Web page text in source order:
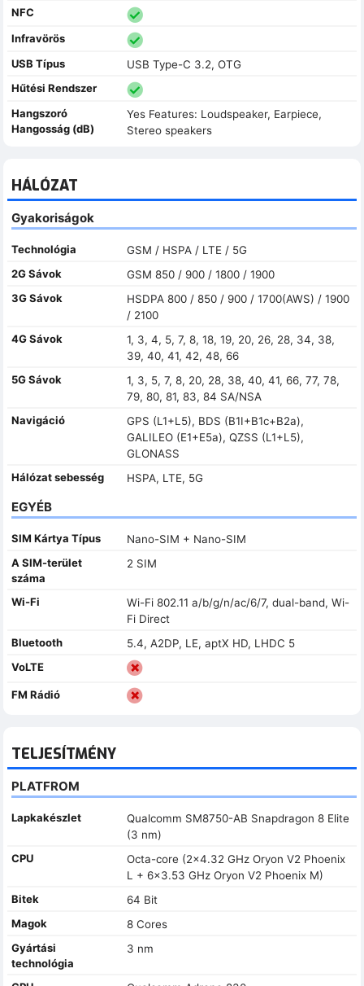
NFC
Infravörös
USB Típus
USB Type-C 3.2, OTG
Hűtési Rendszer
Hangszoró
Hangosság (dB)
Yes Features: Loudspeaker, Earpiece,
Stereo speakers
HÁLÓZAT
Gyakoriságok
Technológia
GSM / HSPA / LTE / 5G
2G Sávok
GSM 850 / 900 / 1800 / 1900
3G Sávok
HSDPA 800 / 850 / 900 / 1700(AWS) / 1900
/ 2100
4G Sávok
1, 3, 4, 5, 7, 8, 18, 19, 20, 26, 28, 34, 38,
39, 40, 41, 42, 48, 66
5G Sávok
1, 3, 5, 7, 8, 20, 28, 38, 40, 41, 66, 77, 78,
79, 80, 81, 83, 84 SA/NSA
Navigáció
GPS (L1+L5), BDS (B1I+B1c+B2a),
GALILEO (E1+E5a), QZSS (L1+L5),
GLONASS
Hálózat sebesség
HSPA, LTE, 5G
EGYÉB
SIM Kártya Típus
Nano-SIM + Nano-SIM
A SIM-terület
száma
2 SIM
Wi-Fi
Wi-Fi 802.11 a/b/g/n/ac/6/7, dual-band, Wi-
Fi Direct
Bluetooth
5.4, A2DP, LE, aptX HD, LHDC 5
VoLTE
FM Rádió
TELJESÍTMÉNY
PLATFROM
Lapkakészlet
Qualcomm SM8750-AB Snapdragon 8 Elite
(3 nm)
CPU
Octa-core (2x4.32 GHz Oryon V2 Phoenix
L + 6x3.53 GHz Oryon V2 Phoenix M)
Bitek
64 Bit
Magok
8 Cores
Gyártási
technológia
3 nm